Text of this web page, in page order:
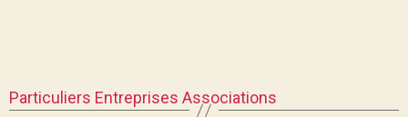
Particuliers Entreprises Associations